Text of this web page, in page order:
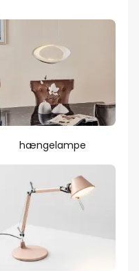
hængelampe